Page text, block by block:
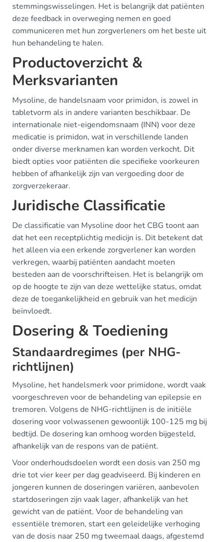
stemmingswisselingen. Het is belangrijk dat patiënten
deze feedback in overweging nemen en goed
communiceren met hun zorgverleners om het beste uit
hun behandeling te halen.
Productoverzicht &
Merksvarianten
Mysoline, de handelsnaam voor primidon, is zowel in
tabletvorm als in andere varianten beschikbaar. De
internationale niet-eigendomsnaam (INN) voor deze
medicatie is primidon, wat in verschillende landen
onder diverse merknamen kan worden verkocht. Dit
biedt opties voor patiënten die specifieke voorkeuren
hebben of afhankelijk zijn van vergoeding door de
zorgverzekeraar.
Juridische Classificatie
De classificatie van Mysoline door het CBG toont aan
dat het een receptplichtig medicijn is. Dit betekent dat
het alleen via een erkende zorgverlener kan worden
verkregen, waarbij patiënten aandacht moeten
besteden aan de voorschrifteisen. Het is belangrijk om
op de hoogte te zijn van deze wettelijke status, omdat
deze de toegankelijkheid en gebruik van het medicijn
beïnvloedt.
Dosering & Toediening
Standaardregimes (per NHG-
richtlijnen)
Mysoline, het handelsmerk voor primidone, wordt vaak
voorgeschreven voor de behandeling van epilepsie en
tremoren. Volgens de NHG-richtlijnen is de initiële
dosering voor volwassenen gewoonlijk 100-125 mg bij
bedtijd. De dosering kan omhoog worden bijgesteld,
afhankelijk van de respons van de patiënt.
Voor onderhoudsdoelen wordt een dosis van 250 mg
drie tot vier keer per dag geadviseerd. Bij kinderen en
jongeren kunnen de doseringen variëren, aanbevolen
startdoseringen zijn vaak lager, afhankelijk van het
gewicht van de patiënt. Voor de behandeling van
essentiële tremoren, start een geleidelijke verhoging
van de dosis naar 250 mg tweemaal daags, afgestemd